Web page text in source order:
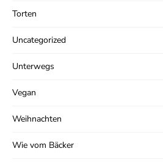
Torten
Uncategorized
Unterwegs
Vegan
Weihnachten
Wie vom Bäcker